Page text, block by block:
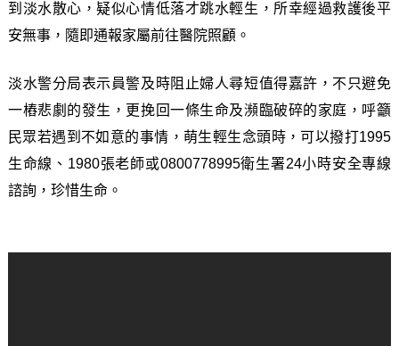
到淡水散心，疑似心情低落才跳水輕生，所幸經過救護後平
安無事，隨即通報家屬前往醫院照顧。
淡水警分局表示員警及時阻止婦人尋短值得嘉許，不只避免
一樁悲劇的發生，更挽回一條生命及瀕臨破碎的家庭，呼籲
民眾若遇到不如意的事情，萌生輕生念頭時，可以撥打1995
生命線、1980張老師或0800778995衛生署24小時安全專線
諮詢，珍惜生命。